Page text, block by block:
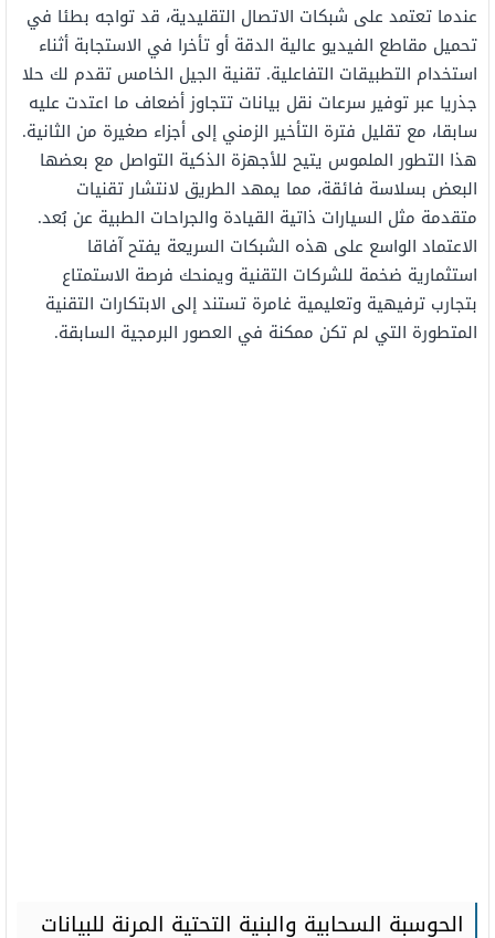
عندما تعتمد على شبكات الاتصال التقليدية، قد تواجه بطئا في
تحميل مقاطع الفيديو عالية الدقة أو تأخرا في الاستجابة أثناء
استخدام التطبيقات التفاعلية. تقنية الجيل الخامس تقدم لك حلا
جذريا عبر توفير سرعات نقل بيانات تتجاوز أضعاف ما اعتدت عليه
سابقا، مع تقليل فترة التأخير الزمني إلى أجزاء صغيرة من الثانية.
هذا التطور الملموس يتيح للأجهزة الذكية التواصل مع بعضها
البعض بسلاسة فائقة، مما يمهد الطريق لانتشار تقنيات
متقدمة مثل السيارات ذاتية القيادة والجراحات الطبية عن بُعد.
الاعتماد الواسع على هذه الشبكات السريعة يفتح آفاقا
استثمارية ضخمة للشركات التقنية ويمنحك فرصة الاستمتاع
بتجارب ترفيهية وتعليمية غامرة تستند إلى الابتكارات التقنية
المتطورة التي لم تكن ممكنة في العصور البرمجية السابقة.
الحوسبة السحابية والبنية التحتية المرنة للبيانات